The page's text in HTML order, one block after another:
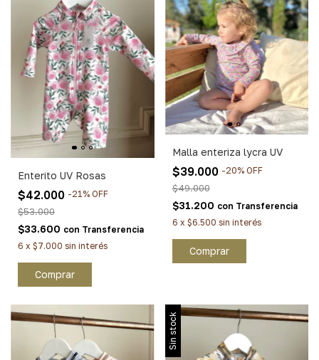
Enterito UV Rosas
$42.000 -21 % OFF
$53.000
$33.600 con Transferencia
6 x $7.000 sin interés
Comprar
Malla enteriza lycra UV
$39.000 -20% OFF
$49.000
$31.200 con Transferencia
6 x $6.500 sin interés
Comprar
Sin stock